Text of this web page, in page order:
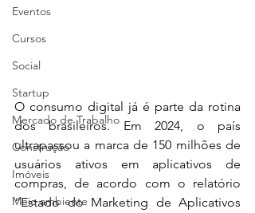
Eventos
Cursos
Social
Startup
Mercado de Trabalho
Construção
Imóveis
Meio ambiente
O consumo digital já é parte da rotina
dos brasileiros. Em 2024, o país
ultrapassou a marca de 150 milhões de
usuários ativos em aplicativos de
compras, de acordo com o relatório
“Estado do Marketing de Aplicativos